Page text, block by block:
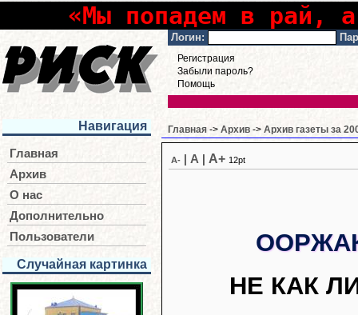
«Мы попадем в рай,
Логин:
Регистрация
Забыли пароль?
Помощь
Навигация
Главная
Архив
О нас
Дополнительно
Пользователи
Случайная картинка
Главная -> Архив -> Архив газеты за
A- A A+ 12pt
НЕ КАК